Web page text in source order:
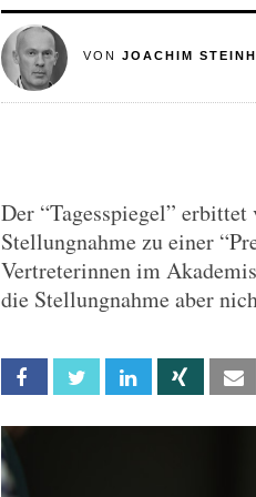
VON JOACHIM
Der “Tagesspiegel”
Stellungnahme zu einer
Vertreterinnen im
die Stellungnahme aber
Facebook Twitter Linkedin Xing